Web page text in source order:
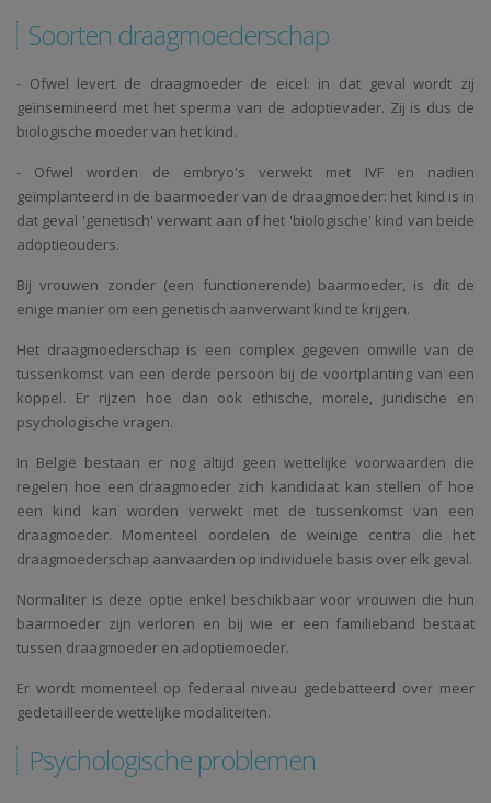
Soorten draagmoederschap
- Ofwel levert de draagmoeder de eicel: in dat geval wordt zij
geïnsemineerd met het sperma van de adoptievader. Zij is dus de
biologische moeder van het kind.
- Ofwel worden de embryo's verwekt met IVF en nadien
geïmplanteerd in de baarmoeder van de draagmoeder: het kind is in
dat geval 'genetisch' verwant aan of het 'biologische' kind van beide
adoptieouders.
Bij vrouwen zonder (een functionerende) baarmoeder, is dit de
enige manier om een genetisch aanverwant kind te krijgen.
Het draagmoederschap is een complex gegeven omwille van de
tussenkomst van een derde persoon bij de voortplanting van een
koppel. Er rijzen hoe dan ook ethische, morele, juridische en
psychologische vragen.
In België bestaan er nog altijd geen wettelijke voorwaarden die
regelen hoe een draagmoeder zich kandidaat kan stellen of hoe
een kind kan worden verwekt met de tussenkomst van een
draagmoeder. Momenteel oordelen de weinige centra die het
draagmoederschap aanvaarden op individuele basis over elk geval.
Normaliter is deze optie enkel beschikbaar voor vrouwen die hun
baarmoeder zijn verloren en bij wie er een familieband bestaat
tussen draagmoeder en adoptiemoeder.
Er wordt momenteel op federaal niveau gedebatteerd over meer
gedetailleerde wettelijke modaliteiten.
Psychologische problemen